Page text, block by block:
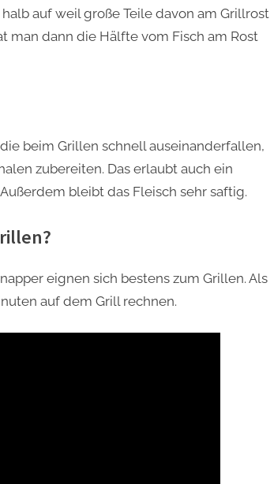
auf weil große Teile davon am Grillrost
man dann die Hälfte vom Fisch am Rost
beim Grillen schnell auseinanderfallen,
zubereiten. Das erlaubt auch ein
bleibt das Fleisch sehr saftig.
eignen sich bestens zum Grillen. Als
auf dem Grill rechnen.